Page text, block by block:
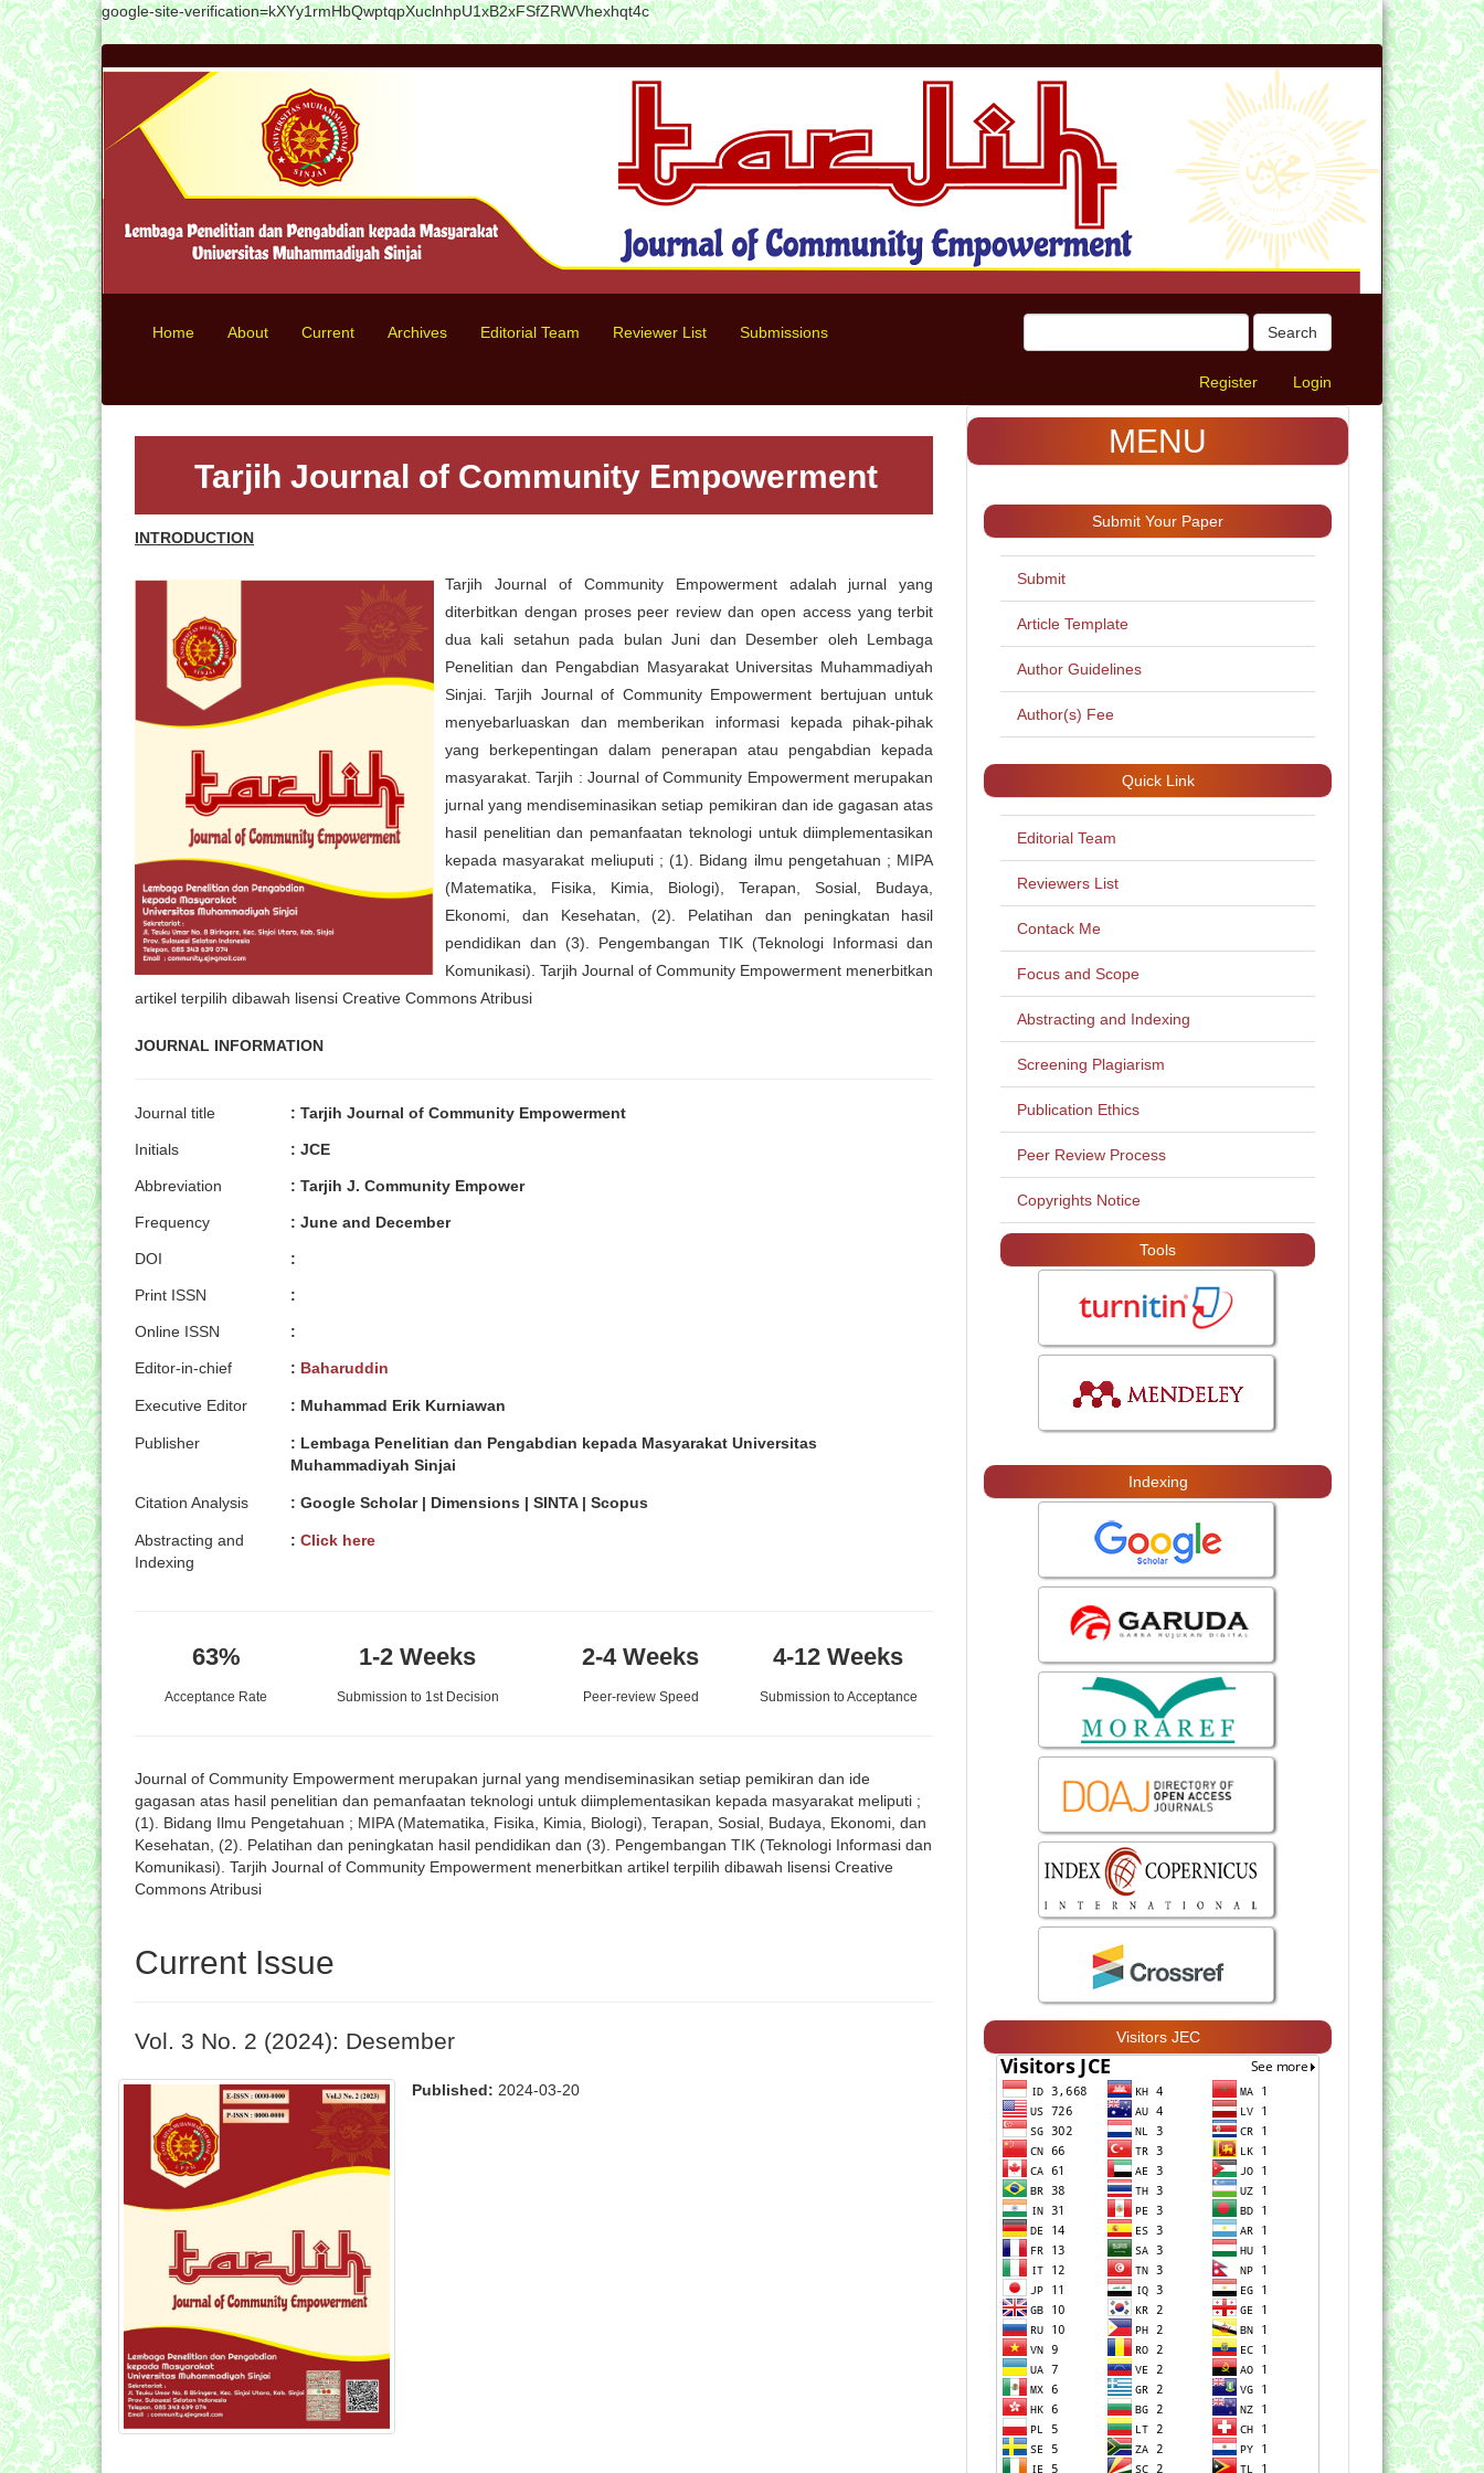
google-site-verification=kXYy1rmHbQwptqpXuclnhpU1xB2xFSfZRWVhexhqt4c
Quick
jump
to
page
content
Main
Navigation
Content
Sidebar
Home About Current Archives Editorial Team Reviewer List Submissions Search
Register Login
Tarjih Journal of Community Empowerment
INTRODUCTION
Tarjih Journal of Community Empowerment adalah jurnal yang
diterbitkan dengan proses peer review dan open access yang terbit
dua kali setahun pada bulan Juni dan Desember oleh Lembaga
Penelitian dan Pengabdian Masyarakat Universitas Muhammadiyah
Sinjai. Tarjih Journal of Community Empowerment bertujuan untuk
menyebarluaskan dan memberikan informasi kepada pihak-pihak
yang berkepentingan dalam penerapan atau pengabdian kepada
masyarakat. Tarjih : Journal of Community Empowerment merupakan
jurnal yang mendiseminasikan setiap pemikiran dan ide gagasan atas
hasil penelitian dan pemanfaatan teknologi untuk diimplementasikan
kepada masyarakat meliuputi ; (1). Bidang ilmu pengetahuan ; MIPA
(Matematika, Fisika, Kimia, Biologi), Terapan, Sosial, Budaya,
Ekonomi, dan Kesehatan, (2). Pelatihan dan peningkatan hasil
pendidikan dan (3). Pengembangan TIK (Teknologi Informasi dan
Komunikasi). Tarjih Journal of Community Empowerment menerbitkan
artikel terpilih dibawah lisensi Creative Commons Atribusi
JOURNAL INFORMATION
Journal title : Tarjih Journal of Community Empowerment
Initials : JCE
Abbreviation : Tarjih J. Community Empower
Frequency : June and December
DOI :
Print ISSN :
Online ISSN :
Editor-in-chief : Baharuddin
Executive Editor : Muhammad Erik Kurniawan
Publisher
: Lembaga Penelitian dan Pengabdian kepada Masyarakat Universitas
Muhammadiyah Sinjai
Citation Analysis : Google Scholar | Dimensions | SINTA | Scopus
Abstracting and
Indexing
: Click here
63% 1-2 Weeks 2-4 Weeks 4-12 Weeks
Acceptance Rate Submission to 1st Decision Peer-review Speed Submission to Acceptance
Journal of Community Empowerment merupakan jurnal yang mendiseminasikan setiap pemikiran dan ide
gagasan atas hasil penelitian dan pemanfaatan teknologi untuk diimplementasikan kepada masyarakat meliputi ;
(1). Bidang Ilmu Pengetahuan ; MIPA (Matematika, Fisika, Kimia, Biologi), Terapan, Sosial, Budaya, Ekonomi, dan
Kesehatan, (2). Pelatihan dan peningkatan hasil pendidikan dan (3). Pengembangan TIK (Teknologi Informasi dan
Komunikasi). Tarjih Journal of Community Empowerment menerbitkan artikel terpilih dibawah lisensi Creative
Commons Atribusi
Current Issue
Vol. 3 No. 2 (2024): Desember
Published: 2024-03-20
MENU
Submit Your Paper
Submit
Article Template
Author Guidelines
Author(s) Fee
Quick Link
Editorial Team
Reviewers List
Contack Me
Focus and Scope
Abstracting and Indexing
Screening Plagiarism
Publication Ethics
Peer Review Process
Copyrights Notice
Tools
Indexing
Visitors JEC